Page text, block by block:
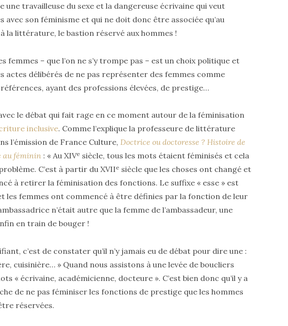
une travailleuse du sexe et la dangereuse écrivaine qui veut
avec son féminisme et qui ne doit donc être associée qu’au
la littérature, le bastion réservé aux hommes !
femmes – que l’on ne s’y trompe pas – est un choix politique et
actes délibérés de ne pas représenter des femmes comme
ayant des professions élevées, de prestige…
le débat qui fait rage en ce moment autour de la féminisation
inclusive. Comme l’explique la professeure de littérature
l’émission de France Culture, Doctrice ou doctoresse ? Histoire de
au féminin: « Au XIVesiècle, tous les mots étaient féminisés et cela
C’est à partir du XVIIesiècle que les choses ont changé et
à retirer la féminisation des fonctions. Le suffixe « esse » est
les femmes ont commencé à être définies par la fonction de leur
n’était autre que la femme de l’ambassadeur, une
en train de bouger !
c’est de constater qu’il n’y jamais eu de débat pour dire une :
cuisinière… » Quand nous assistons à une levée de boucliers
« écrivaine, académicienne, docteure ». C’est bien donc qu’il y a
de ne pas féminiser les fonctions de prestige que les hommes
réservées.